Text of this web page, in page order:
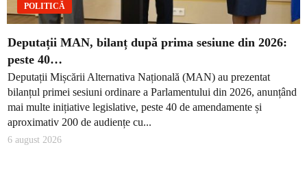
POLITICĂ
Deputații MAN, bilanț după prima sesiune din 2026:
peste 40…
Deputații Mișcării Alternativa Națională (MAN) au prezentat
bilanțul primei sesiuni ordinare a Parlamentului din 2026, anunțând
mai multe inițiative legislative, peste 40 de amendamente și
aproximativ 200 de audiențe cu...
6 august 2026